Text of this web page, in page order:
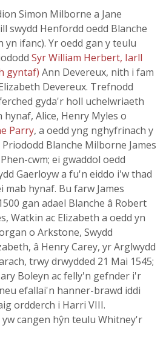
Simon Milborne a Jane
swydd Henfordd oedd Blanche
yn ifanc). Yr oedd gan y teulu
Syr William Herbert, Iarll
gyntaf) Ann Devereux, nith i fam
Devereux. Trefnodd
gyda'r holl uchelwriaeth
hynaf, Alice, Henry Myles o
Parry, a oedd yng nghyfrinach y
Blanche Milborne James
cwm; ei gwaddol oedd
Gaerloyw a fu'n eiddo i'w thad
mab hynaf. Bu farw James
gan adael Blanche â Robert
Watkin ac Elizabeth a oedd yn
o Arkstone, Swydd
â Henry Carey, yr Arglwydd
trwy drwydded 21 Mai 1545;
Boleyn ac felly'n gefnder i'r
efallai'n hanner-brawd iddi
ordderch i Harri VIII.
cangen hŷn teulu Whitney'r